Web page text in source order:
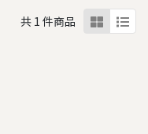
共 1 件商品